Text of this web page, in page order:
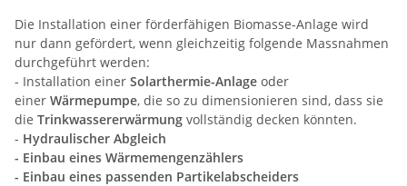
Die Installation einer förderfähigen Biomasse-Anlage wird
nur dann gefördert, wenn gleichzeitig folgende Massnahmen
durchgeführt werden:
- Installation einer Solarthermie-Anlage oder
einer Wärmepumpe, die so zu dimensionieren sind, dass sie
die Trinkwassererwärmung vollständig decken könnten.
- Hydraulischer Abgleich
- Einbau eines Wärmemengenzählers
- Einbau eines passenden Partikelabscheiders